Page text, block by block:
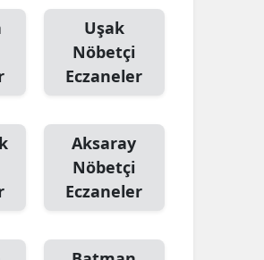
Uşak
Nöbetçi
Eczaneler
Aksaray
Nöbetçi
Eczaneler